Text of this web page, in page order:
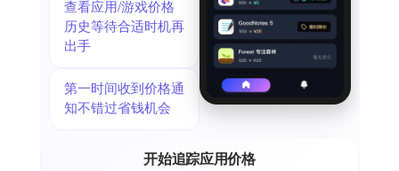
查看应用/游戏价格
历史等待合适时机再
出手
第一时间收到价格通
知不错过省钱机会
开始追踪应用价格